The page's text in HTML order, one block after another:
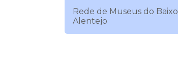
Rede de Museus do Baixo
Alentejo